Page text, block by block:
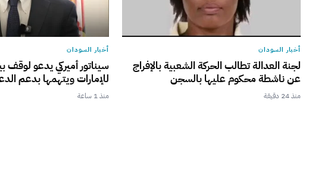
أخبار السودان
لجنة العدالة تطالب الحركة الشعبية بالإفراج
عن ناشطة محكوم عليها بالسجن
منذ 24 دقيقة
أخبار السودان
سيناتور أميركي يدعو لوقف
للإمارات ويتهمها بدعم
منذ 1 ساعة